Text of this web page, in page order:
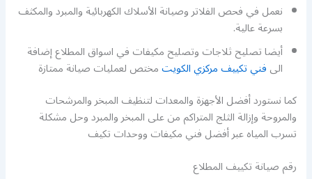
نعمل في فحص الفلاتر وصيانة الأسلاك الكهربائية والمبرد والمكثف
بسرعة عالية.
أيضا تصليح ثلاجات وتصليح مكيفات في اسواق المطلاع إضافة
الىفني تكييف مركزي الكويتمختص لعمليات صيانة ممتازة
كما نستورد أفضل الأجهزة والمعدات لتنظيف المبخر والمرشحات
والمروحة وإزالة الثلج المتراكم من على المبخر والمبرد وحل مشكلة
تسرب المياه عبر أفضل فني مكيفات ووحدات تكيف
رقم صيانة تكييف المطلاع